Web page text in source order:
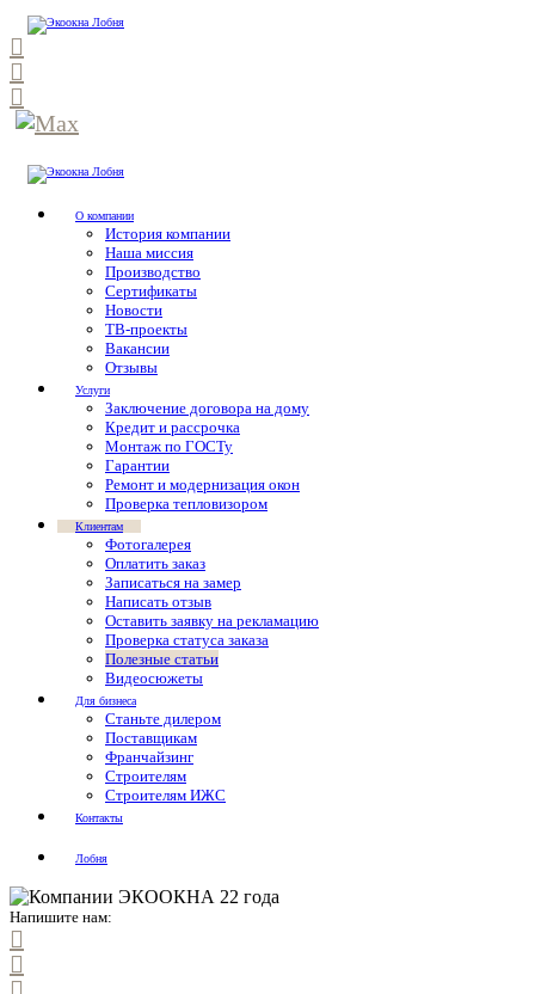
О компании
История компании
Наша миссия
Производство
Сертификаты
Новости
ТВ-проекты
Вакансии
Отзывы
Услуги
Заключение договора на дому
Кредит и рассрочка
Монтаж по ГОСТу
Гарантии
Ремонт и модернизация окон
Проверка тепловизором
Клиентам
Фотогалерея
Оплатить заказ
Записаться на замер
Написать отзыв
Оставить заявку на рекламацию
Проверка статуса заказа
Полезные статьи
Видеосюжеты
Для бизнеса
Станьте дилером
Поставщикам
Франчайзинг
Строителям
Строителям ИЖС
Контакты
Лобня
Напишите нам: